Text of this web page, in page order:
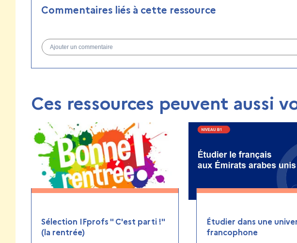
Commentaires liés à cette ressource
Ajouter un commentaire
Ces ressources peuvent aussi
Sélection IFprofs " C'est parti !"
(la rentrée)
Étudier dans une
francophone